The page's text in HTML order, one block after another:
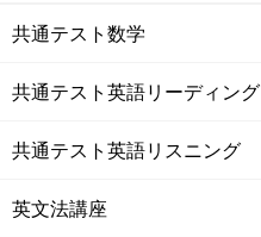
共通テスト数学
共通テスト英語リーディング
共通テスト英語リスニング
英文法講座